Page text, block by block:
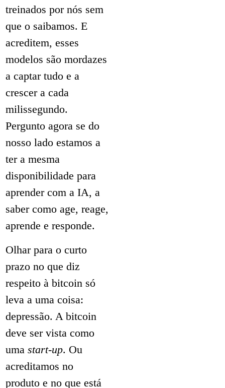
treinados por nós sem
que o saibamos. E
acreditem, esses
modelos são mordazes
a captar tudo e a
crescer a cada
milissegundo.
Pergunto agora se do
nosso lado estamos a
ter a mesma
disponibilidade para
aprender com a IA, a
saber como age, reage,
aprende e responde.
Olhar para o curto
prazo no que diz
respeito à bitcoin só
leva a uma coisa:
depressão. A bitcoin
deve ser vista como
uma start-up. Ou
acreditamos no
produto e no que está